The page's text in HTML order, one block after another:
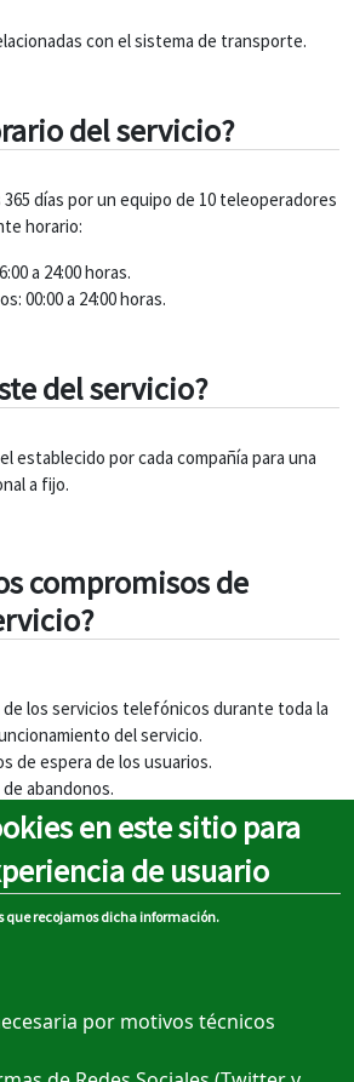
con el sistema de transporte.
del servicio?
días por un equipo de 10 teleoperadores
horario:
a 24:00 horas.
00:00 a 24:00 horas.
del servicio?
establecido por cada compañía para una
a fijo.
compromisos de
los servicios telefónicos durante toda la
del servicio.
de espera de los usuarios.
abandonos.
las demandas de los usuarios relativas a
el propósito de estar a su servicio.
del usuario-cliente en su trato con los
de los usuarios en el servicio.
en este sitio para
de usuario
que recojamos dicha información.
por motivos técnicos